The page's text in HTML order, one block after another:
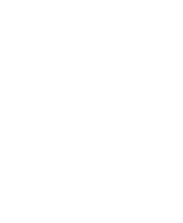
a la hora de conceder las ayudas para que ningún
En cuanto al desarrollo de la Ley de
me vais a permitir que diga que
porque está desarrollando un trabajo de calidad con
y trabajadores por el excelente servicio
«todos tenemos la ilusión de que se abra cuanto antes
la Ley de Dependencia en Fuente Palmera; todos los
ya que se trata de un centro muy demandado en
asociaciones y colectivos que se dieron cita en el
y objetivos.